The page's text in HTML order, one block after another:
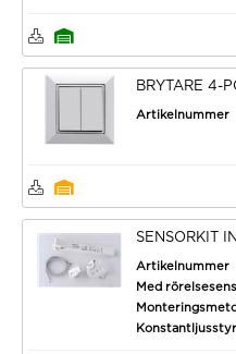
BRYTARE 4-
Artikelnummer
SENSORKIT
Artikelnummer
Med